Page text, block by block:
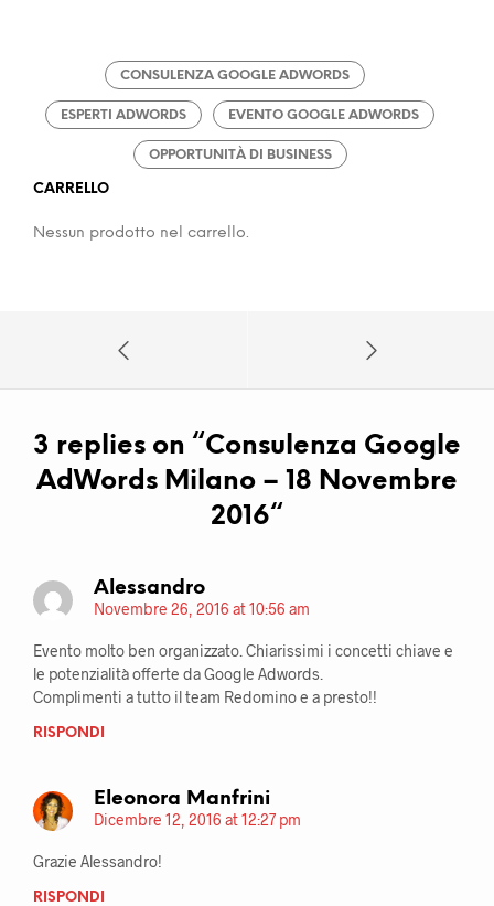
CONSULENZA GOOGLE ADWORDS
ESPERTI ADWORDS EVENTO GOOGLE ADWORDS
OPPORTUNITÀ DI BUSINESS
CARRELLO
Nessun prodotto nel carrello.
3 replies on “Consulenza Google
AdWords Milano – 18 Novembre
2016“
Alessandro
Novembre 26, 2016 at 10:56 am
Evento molto ben organizzato. Chiarissimi i concetti chiave e
le potenzialità offerte da Google Adwords.
Complimenti a tutto il team Redomino e a presto!!
RISPONDI
Eleonora Manfrini
Dicembre 12, 2016 at 12:27 pm
Grazie Alessandro!
RISPONDI